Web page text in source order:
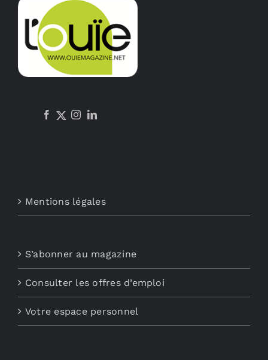
Mentions légales
S’abonner au magazine
Consulter les offres d’emploi
Votre espace personnel